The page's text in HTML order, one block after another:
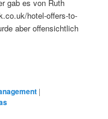
gab es von Ruth
hotel-offers-to-
aber offensichtlich
|